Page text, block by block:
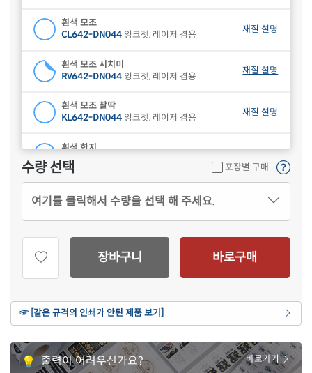
흰색 모조
CL642-DN044 잉크젯, 레이저 겸용
재질 설명
흰색 모조 시치미
RV642-DN044 잉크젯, 레이저 겸용
재질 설명
흰색 모조 찰딱
KL642-DN044 잉크젯, 레이저 겸용
재질 설명
흰색 한지
CL642HJ-DN044
재질 설명
CL642B-DN044잉크젯, 레이저 겸용
재질 설명
CL642G-DN044
잉크젯, 레이저 겸용
재질 설명
재질 설명
연노란색 모조
CL642Y-DN044잉크젯, 레이저 겸용
갈색 크라프트
CL642KR-DN044잉크젯, 레이저 겸용
재질 설명
수량 선택 포장별 구매
여기를 클릭해서 수량을 선택 해 주세요.
장바구니 바로구매
☞ [같은 규격의 인쇄가 안된 제품 보기]
출력이 어려우신가요? 바로가기